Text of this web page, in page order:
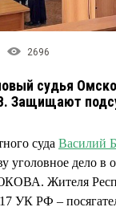
2696
судья
Защищают
суда Василий
уголовное дело в
Жителя
УК РФ –